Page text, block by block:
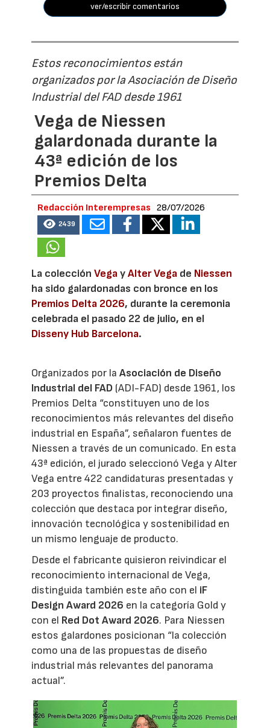
ver/escribir comentarios
Estos reconocimientos están
organizados por la Asociación de Diseño
Industrial del FAD desde 1961
Vega de Niessen
galardonada durante la
43ª edición de los
Premios Delta
Redacción Interempresas 28/07/2026
2439
La colecciónVegayAlter Vega de Niessen
ha sido galardonadas con bronce en los
Premios Delta 2026, durante la ceremonia
celebrada el pasado 22 de julio, en el
Disseny Hub Barcelona.
Organizados por laAsociación de Diseño
Industrial del FAD (ADI-FAD) desde 1961, los
Premios Delta “constituyen uno de los
reconocimientos más relevantes del diseño
industrial en España”, señalaron fuentes de
Niessen a través de un comunicado. En esta
43ª edición, el jurado seleccionó Vega y Alter
Vega entre 422 candidaturas presentadas y
203 proyectos finalistas, reconociendo una
colección que destaca por integrar diseño,
innovación tecnológica y sostenibilidad en
un mismo lenguaje de producto.
Desde el fabricante quisieron reivindicar el
reconocimiento internacional de Vega,
distinguida también este año con el iF
Design Award 2026 en la categoría Gold y
con el Red Dot Award 2026. Para Niessen
estos galardones posicionan “la colección
como una de las propuestas de diseño
industrial más relevantes del panorama
actual”.